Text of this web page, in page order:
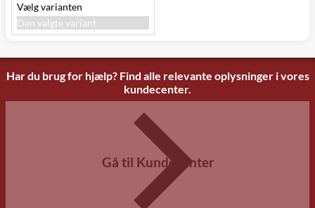
Vælg varianten
Den valgte variant
Har du brug for hjælp? Find alle relevante oplysninger i vores
kundecenter.
Gå til Kundecenter